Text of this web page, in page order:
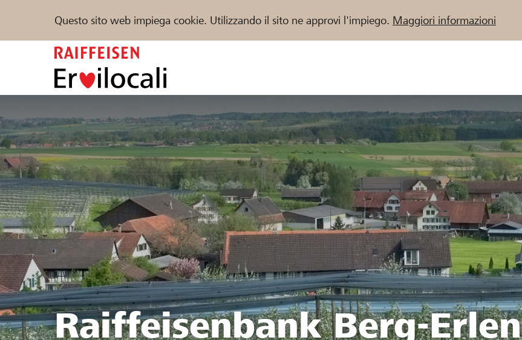
Questo sito web impiega cookie. Utilizzando il sito ne approvi l'impiego. Maggiori informazioni
Sostenere Aiuto & supporto Partner / Banche Raiffeisen
Trova progetti e organizzazioni
DE FR IT
Raiffeisenbank Berg-Erlen